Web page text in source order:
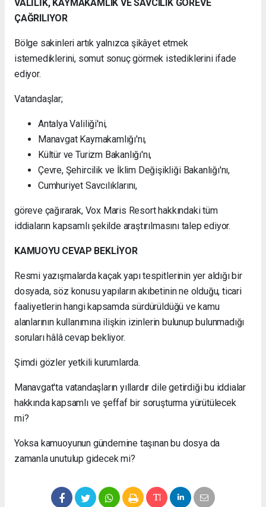
VALİLİK, KAYMAKAMLIK VE SAVCILIK GÖREVE
ÇAĞRILIYOR
Bölge sakinleri artık yalnızca şikâyet etmek
istemediklerini, somut sonuç görmek istediklerini ifade
ediyor.
Vatandaşlar;
Antalya Valiliği'ni,
Manavgat Kaymakamlığı'nı,
Kültür ve Turizm Bakanlığı'nı,
Çevre, Şehircilik ve İklim Değişikliği Bakanlığı'nı,
Cumhuriyet Savcılıklarını,
göreve çağırarak, Vox Maris Resort hakkındaki tüm
iddiaların kapsamlı şekilde araştırılmasını talep ediyor.
KAMUOYU CEVAP BEKLİYOR
Resmi yazışmalarda kaçak yapı tespitlerinin yer aldığı bir
dosyada, söz konusu yapıların akıbetinin ne olduğu, ticari
faaliyetlerin hangi kapsamda sürdürüldüğü ve kamu
alanlarının kullanımına ilişkin izinlerin bulunup bulunmadığı
soruları hâlâ cevap bekliyor.
Şimdi gözler yetkili kurumlarda.
Manavgat'ta vatandaşların yıllardır dile getirdiği bu iddialar
hakkında kapsamlı ve şeffaf bir soruşturma yürütülecek
mi?
Yoksa kamuoyunun gündemine taşınan bu dosya da
zamanla unutulup gidecek mi?